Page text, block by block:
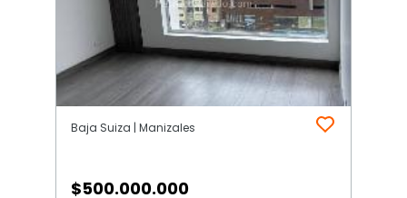
Baja Suiza | Manizales
$500.000.000